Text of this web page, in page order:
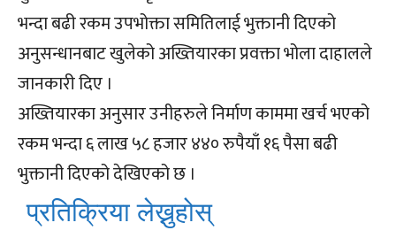
भन्दा बढी रकम उपभोक्ता समितिलाई भुक्तानी दिएको
अनुसन्धानबाट खुलेको अख्तियारका प्रवक्ता भोला दाहालले
जानकारी दिए ।
अख्तियारका अनुसार उनीहरुले निर्माण काममा खर्च भएको
रकम भन्दा ६ लाख ५८ हजार ४४० रुपैयाँ १६ पैसा बढी
भुक्तानी दिएको देखिएको छ ।
प्रतिक्रिया लेख्नुहोस्